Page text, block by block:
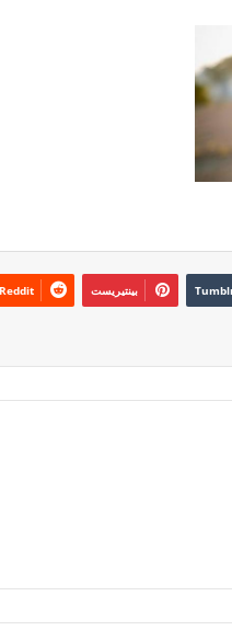
بينتيريست